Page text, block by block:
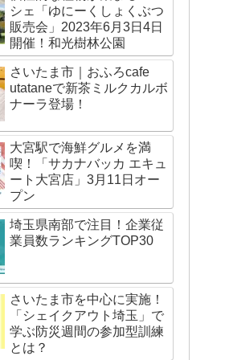
シェ「ゆにーくしょくぶつ
販売会」2023年6月3日4日
開催！和光樹林公園
さいたま市｜おふろcafe
utataneで新茶ミルクカルボ
ナーラ登場！
大宮駅で海鮮グルメを満
喫！「サカナバッカ エキュ
ート大宮店」3月11日オー
プン
埼玉県南部で注目！企業従
業員数ランキングTOP30
さいたま市を中心に実施！
「シェイクアウト埼玉」で
学ぶ防災週間の参加型訓練
とは？